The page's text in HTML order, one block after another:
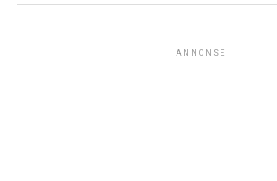
ANNONSE